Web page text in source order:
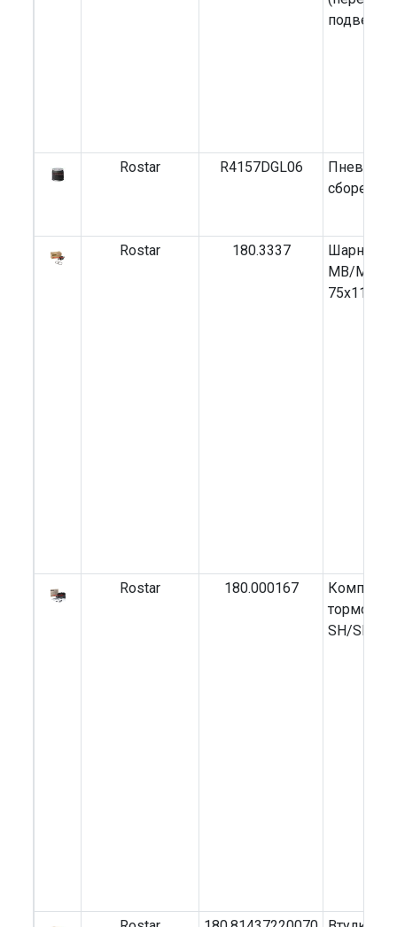
Rostar R4157DGL06
сборе)
Rostar 180.3337
Шарнир
MB/MAN/
Rostar 180.000167
тормоза
SH/SM